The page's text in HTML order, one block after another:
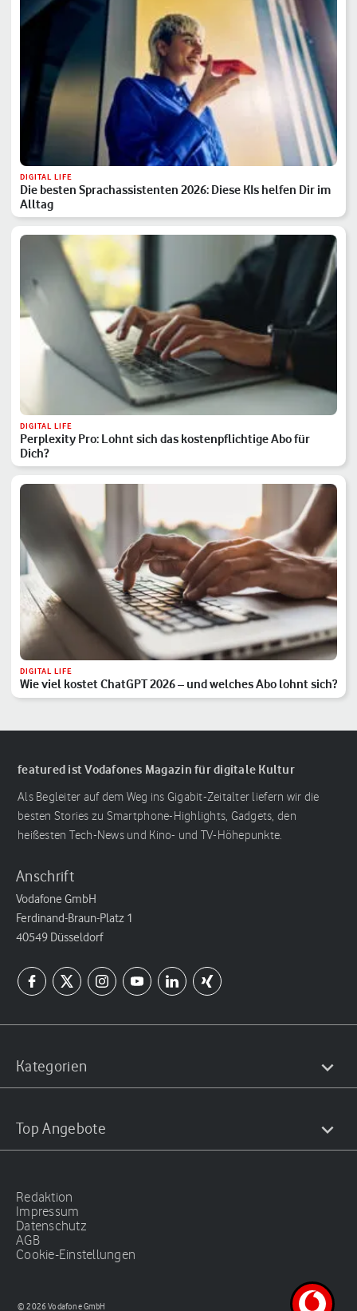
DIGITAL LIFE
Die besten Sprachassistenten 2026: Diese KIs helfen Dir im
Alltag
DIGITAL LIFE
Perplexity Pro: Lohnt sich das kostenpflichtige Abo für
Dich?
DIGITAL LIFE
Wie viel kostet ChatGPT 2026 – und welches Abo lohnt sich?
featured ist Vodafones Magazin für digitale Kultur
Als Begleiter auf dem Weg ins Gigabit-Zeitalter liefern wir die
besten Stories zu Smartphone-Highlights, Gadgets, den
heißesten Tech-News und Kino- und TV-Höhepunkte.
Anschrift
Vodafone GmbH
Ferdinand-Braun-Platz 1
40549 Düsseldorf
Kategorien
Top Angebote
Redaktion
Impressum
Datenschutz
AGB
Cookie-Einstellungen
© 2026 Vodafone GmbH